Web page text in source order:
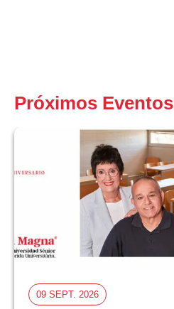
Próximos Eventos
09 SEPT. 2026